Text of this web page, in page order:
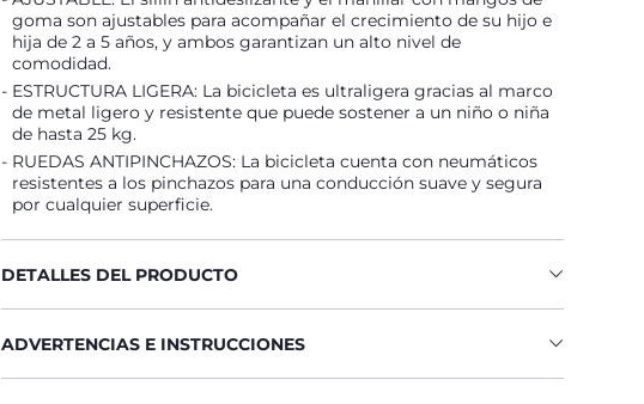
goma son ajustables para acompañar el crecimiento de su hijo e
hija de 2 a 5 años, y ambos garantizan un alto nivel de
comodidad.
ESTRUCTURA LIGERA: La bicicleta es ultraligera gracias al marco
de metal ligero y resistente que puede sostener a un niño o niña
de hasta 25 kg.
RUEDAS ANTIPINCHAZOS: La bicicleta cuenta con neumáticos
resistentes a los pinchazos para una conducción suave y segura
por cualquier superficie.
DETALLES DEL PRODUCTO
ADVERTENCIAS E INSTRUCCIONES